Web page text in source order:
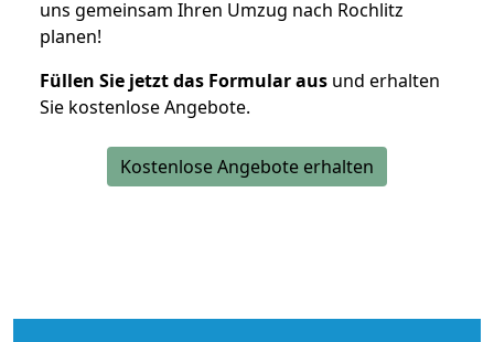
uns gemeinsam Ihren Umzug nach Rochlitz
planen!
Füllen Sie jetzt das Formular aus und erhalten
Sie kostenlose Angebote.
Kostenlose Angebote erhalten